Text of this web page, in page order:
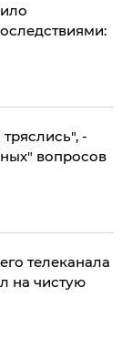
-
вопросов
телеканала
на чистую